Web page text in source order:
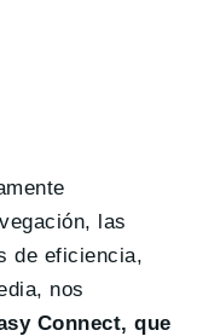
las
de eficiencia,
nos
Connect, que